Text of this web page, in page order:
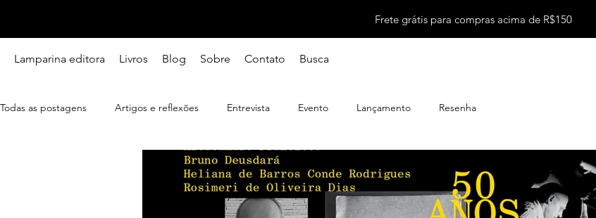
Frete grátis para compras acima de R$150
Lamparina editora Livros Blog Sobre Contato Busca
Todas as postagens Artigos e reflexões Entrevista Evento Lançamento Resenha